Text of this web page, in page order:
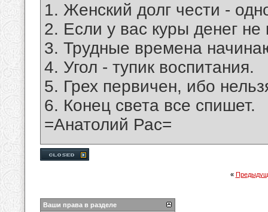
1. Женский долг чести -
2. Если у вас куры денег
3. Трудные времена
4. Угол - тупик воспитания.
5. Грех первичен, ибо
6. Конец света все спишет.
=Анатолий Рас=
«
Ваши права в разделе